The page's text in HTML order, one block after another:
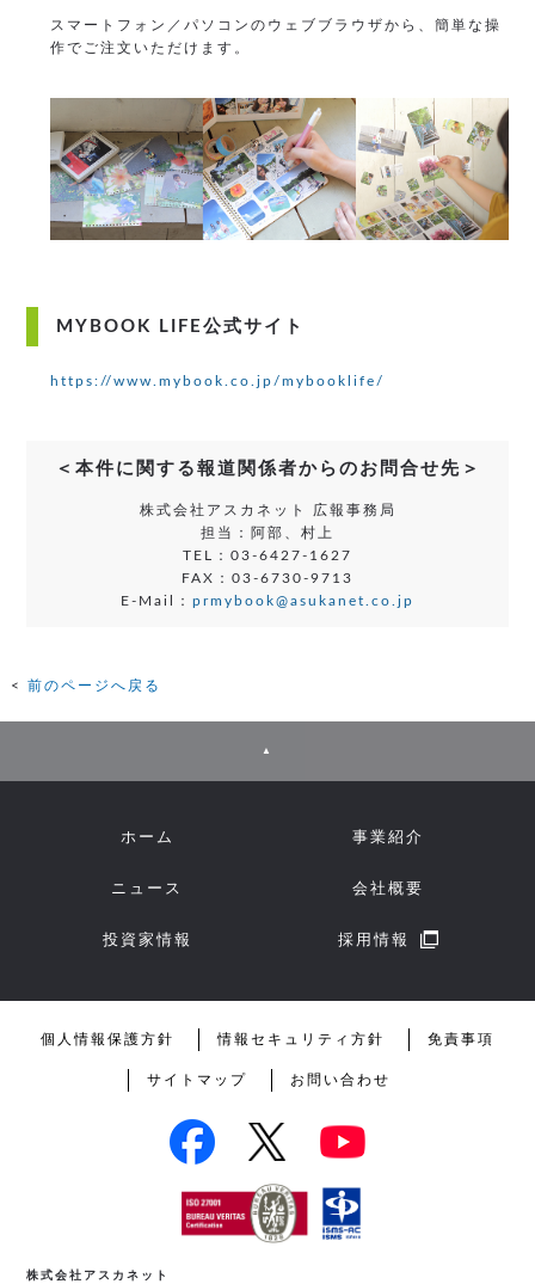
スマートフォン／パソコンのウェブブラウザから、簡単な操
作でご注文いただけます。
MYBOOK LIFE公式サイト
https://www.mybook.co.jp/mybooklife/
＜本件に関する報道関係者からのお問合せ先＞
株式会社アスカネット 広報事務局
担当：阿部、村上
TEL：03-6427-1627
FAX：03-6730-9713
E-Mail： prmybook@asukanet.co.jp
前のページへ戻る
▲
ホーム 事業紹介
ニュース 会社概要
投資家情報 採用情報
個人情報保護方針 情報セキュリティ方針 免責事項
サイトマップ お問い合わせ
株式会社アスカネット